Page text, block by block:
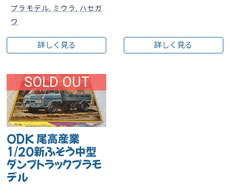
プラモデル ミウラ
ハセガ
ワ
詳しく見る 詳しく見る
SOLD OUT
ODK 尾高産業
1/20新ふそう中型
ダンプトラックプラモ
デル